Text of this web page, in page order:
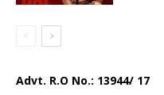
Advt. R.O No.: 13944/ 17